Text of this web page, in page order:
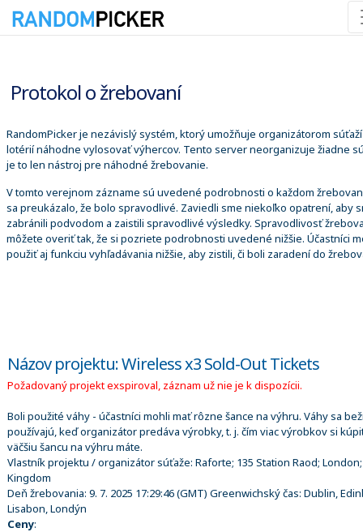
Protokol o žrebovaní
RandomPicker je nezávislý systém, ktorý umožňuje organizátorom
lotérií náhodne vylosovať výhercov. Tento server neorganizuje žiadne
je to len nástroj pre náhodné žrebovanie.
V tomto verejnom zázname sú uvedené podrobnosti o každom
sa preukázalo, že bolo spravodlivé. Zaviedli sme niekoľko opatrení, aby
zabránili podvodom a zaistili spravodlivé výsledky. Spravodlivosť
môžete overiť tak, že si pozriete podrobnosti uvedené nižšie. Účastníci
použiť aj funkciu vyhľadávania nižšie, aby zistili, či boli zaradení do
Názov projektu: Wireless x3 Sold-Out Tickets
Požadovaný projekt exspiroval, záznam už nie je k dispozícii.
Boli použité váhy - účastníci mohli mať rôzne šance na výhru. Váhy sa
používajú, keď organizátor predáva výrobky, t. j. čím viac výrobkov si
väčšiu šancu na výhru máte.
Vlastník projektu / organizátor súťaže: Raforte; 135 Station Raod;
Kingdom
Deň žrebovania: 9. 7. 2025 17:29:46(GMT) Greenwichský čas: Dublin,
Lisabon, Londýn
Ceny: